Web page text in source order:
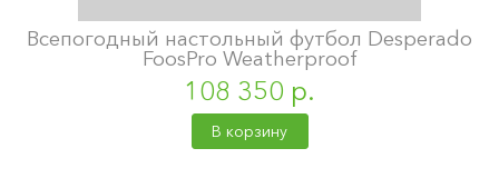
Всепогодный настольный футбол Desperado
FoosPro Weatherproof
108 350 р.
В корзину